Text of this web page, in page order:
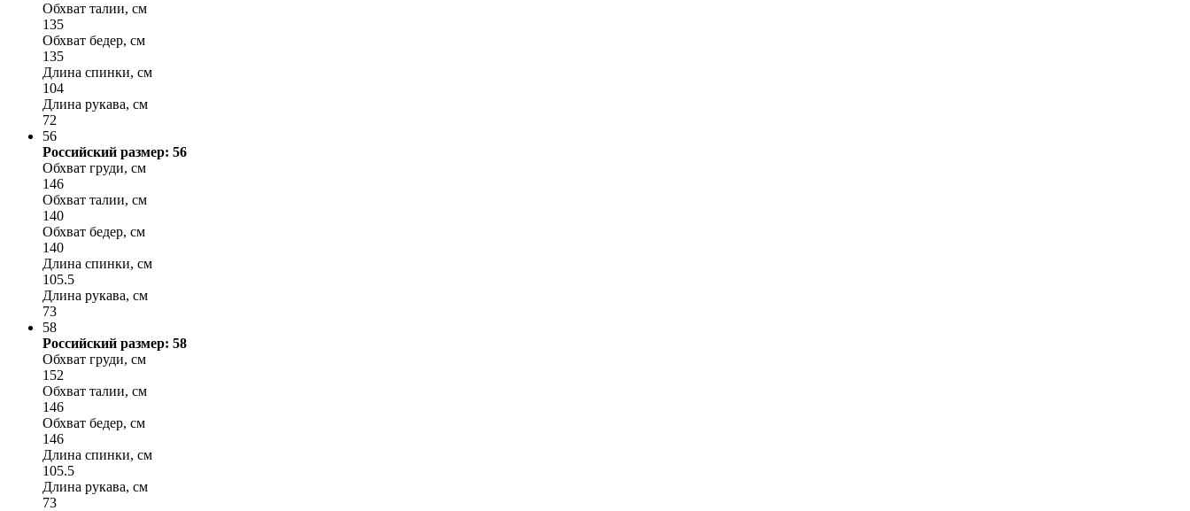
Обхват талии, см
135
Обхват бедер, см
135
Длина спинки, см
104
Длина рукава, см
72
56
Российский размер: 56
Обхват груди, см
146
Обхват талии, см
140
Обхват бедер, см
140
Длина спинки, см
105.5
Длина рукава, см
73
58
Российский размер: 58
Обхват груди, см
152
Обхват талии, см
146
Обхват бедер, см
146
Длина спинки, см
105.5
Длина рукава, см
73